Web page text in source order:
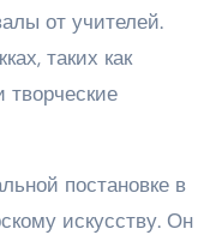
от учителей.
таких как
творческие
постановке в
искусству. Он